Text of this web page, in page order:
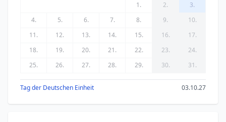
1.
2.
3.
4.
5. 6. 7. 8. 9.
10.
11.
12. 13. 14. 15. 16.
17.
18.
19. 20. 21. 22. 23.
24.
25.
26. 27. 28. 29. 30. 31.
Tag der Deutschen Einheit 03.10.27